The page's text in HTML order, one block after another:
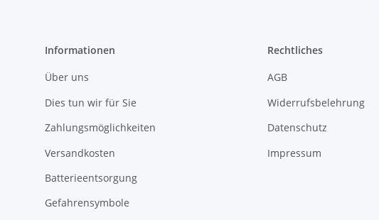
Informationen
Über uns
Dies tun wir für Sie
Zahlungsmöglichkeiten
Versandkosten
Batterieentsorgung
Gefahrensymbole
Rechtliches
AGB
Widerrufsbelehrung
Datenschutz
Impressum